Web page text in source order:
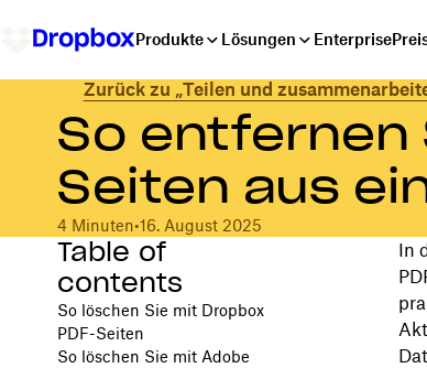
Produkte Lösungen Enterprise
Zurück zu „Teilen und
So entfernen
Seiten aus
4 Minuten•16. August 2025
Table of
contents
So löschen Sie mit Dropbox
PDF-Seiten
So löschen Sie mit Adobe
In